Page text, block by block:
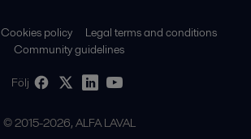
© 2015-2026, ALFA LAVAL
Följ
Cookies policy
Legal terms and conditions
Community guidelines